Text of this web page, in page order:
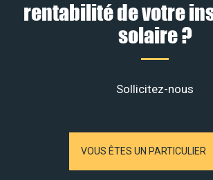
rentabilité de votre
solaire ?
Sollicitez-nous
VOUS ÊTES UN PARTICULIER